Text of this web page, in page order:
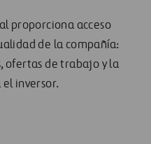
proporciona acceso
de la compañía:
ofertas de trabajo y la
inversor.